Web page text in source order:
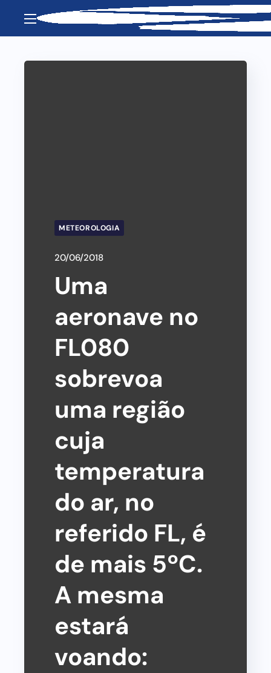
METEOROLOGIA
20/06/2018
Uma
aeronave no
FL080
sobrevoa
uma região
cuja
temperatura
do ar, no
referido FL, é
de mais 5ºC.
A mesma
estará
voando: